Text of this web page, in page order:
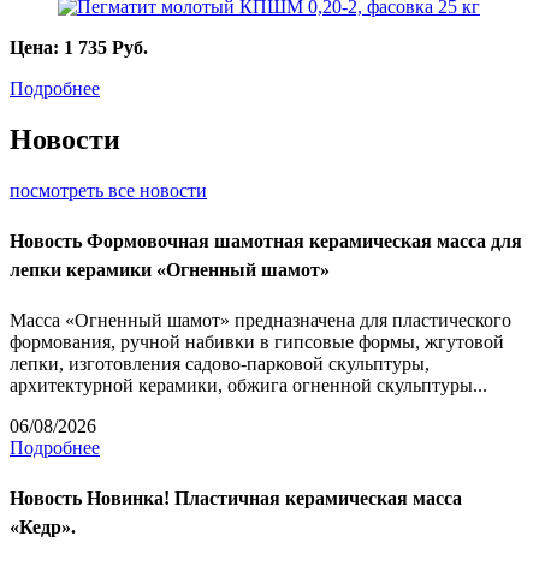
Цена: 1 735 Руб.
Подробнее
Новости
посмотреть все новости
Новость Формовочная шамотная керамическая масса для
лепки керамики «Огненный шамот»
Масса «Огненный шамот» предназначена для пластического
формования, ручной набивки в гипсовые формы, жгутовой
лепки, изготовления садово-парковой скульптуры,
архитектурной керамики, обжига огненной скульптуры...
06/08/2026
Подробнее
Новость Новинка! Пластичная керамическая масса
«Кедр».